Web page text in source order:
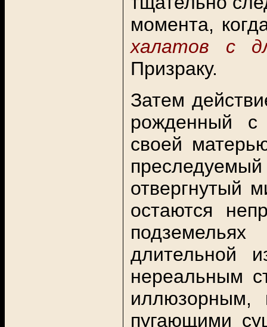
момента,
халатов с
Призраку.
Затем
рожденный с
своей
отвергнутый
остаются
длительной
нереальным
иллюзорным,
пугающими